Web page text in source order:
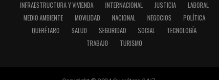
INFRAESTRUCTURA Y VIVIENDA
INTERNACIONAL JUSTICIA
LABORAL
MEDIO AMBIENTE
MOVILIDAD NACIONAL NEGOCIOS
POLÍTICA
QUERÉTARO
SALUD SEGURIDAD SOCIAL
TECNOLOGÍA
TRABAJO
TURISMO